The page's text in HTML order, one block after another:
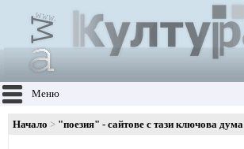
Меню
Начало "поезия" - сайтове с тази ключова дума